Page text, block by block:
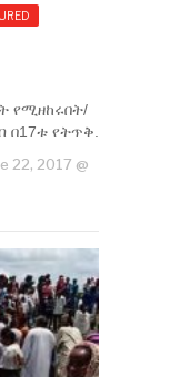
የሚዘከሩበት/
በ17ቱ የትጥቅ.
22, 2017 @